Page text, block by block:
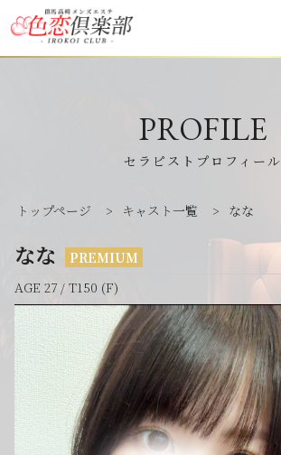
セラピストプロフィール
PROFILE
トップページ > キャスト一覧 > なな
なな
PREMIUM
AGE 27 / T150 (F)